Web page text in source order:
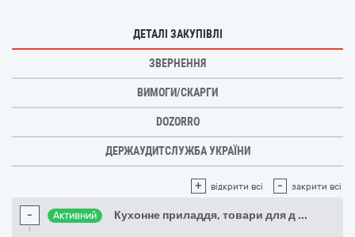
ДЕТАЛІ ЗАКУПІВЛІ
ЗВЕРНЕННЯ
ВИМОГИ/СКАРГИ
DOZORRO
ДЕРЖАУДИТСЛУЖБА УКРАЇНИ
+ відкрити всі - закрити всі
- Активний Кухонне приладдя, товари для д ...